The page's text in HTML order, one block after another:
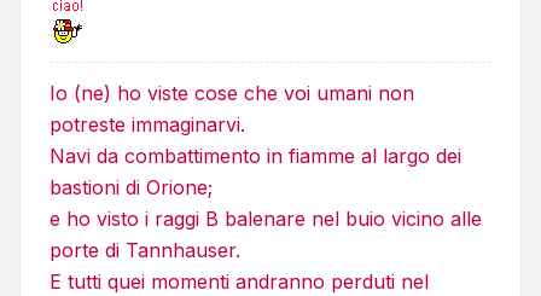
Io (ne) ho viste cose che voi umani non
potreste immaginarvi.
Navi da combattimento in fiamme al largo dei
bastioni di Orione;
e ho visto i raggi B balenare nel buio vicino alle
porte di Tannhauser.
E tutti quei momenti andranno perduti nel